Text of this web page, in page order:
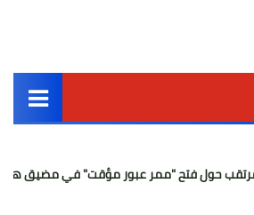
أخبار مصر
"ممر عبور مؤقت" في مضيق هرمز